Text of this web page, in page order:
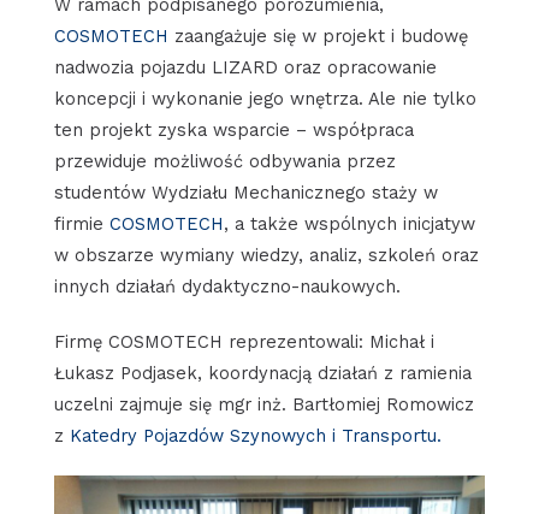
W ramach podpisanego porozumienia,
COSMOTECH zaangażuje się w projekt i budowę
nadwozia pojazdu LIZARD oraz opracowanie
koncepcji i wykonanie jego wnętrza. Ale nie tylko
ten projekt zyska wsparcie – współpraca
przewiduje możliwość odbywania przez
studentów Wydziału Mechanicznego staży w
firmie COSMOTECH, a także wspólnych inicjatyw
w obszarze wymiany wiedzy, analiz, szkoleń oraz
innych działań dydaktyczno-naukowych.​
Firmę COSMOTECH reprezentowali: Michał i
Łukasz Podjasek, koordynacją działań z ramienia
uczelni zajmuje się mgr inż. Bartłomiej Romowicz
z Katedry Pojazdów Szynowych i Transportu.